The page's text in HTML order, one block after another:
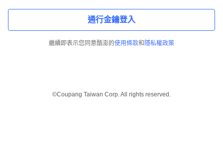
通行金鑰登入
繼續即表示您同意酷澎的使用條款和 隱私權政策
©Coupang Taiwan Corp. All rights reserved.